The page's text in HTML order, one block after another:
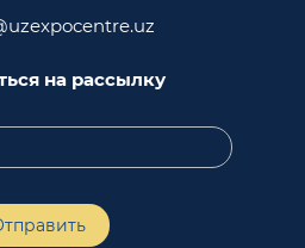
на рассылку